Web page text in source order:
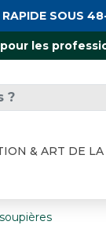
les
& ART DE
SOUS